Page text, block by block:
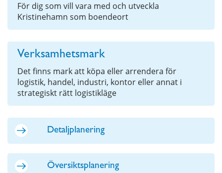
För dig som vill vara med och utveckla
Kristinehamn som boendeort
Verksamhetsmark
Det finns mark att köpa eller arrendera för
logistik, handel, industri, kontor eller annat i
strategiskt rätt logistikläge
Detaljplanering
Översiktsplanering